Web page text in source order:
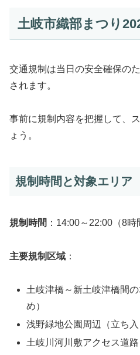
土岐市織部まつり
交通規制は当日の安全確保の
されます。
事前に規制内容を把握して、
ょう。
規制時間と対象エリア
規制時間 ：14:00～22:00（8時
主要規制区域 ：
土岐津橋～新土岐津橋間
め）
浅野緑地公園周辺（立ち入
土岐川河川敷アクセス道路